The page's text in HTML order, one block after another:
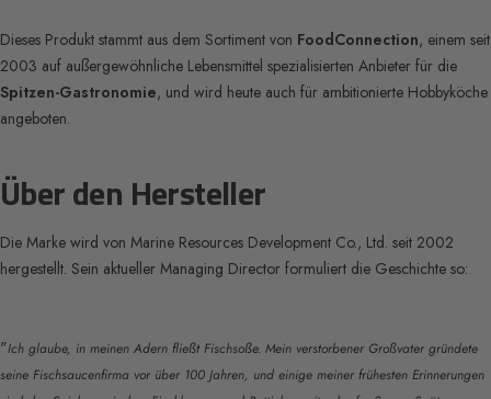
Dieses Produkt stammt aus dem Sortiment von FoodConnection, einem seit
2003 auf außergewöhnliche Lebensmittel spezialisierten Anbieter für die
Spitzen-Gastronomie, und wird heute auch für ambitionierte Hobbyköche
angeboten.
Über den Hersteller
Die Marke wird von Marine Resources Development Co., Ltd. seit 2002
hergestellt. Sein aktueller Managing Director formuliert die Geschichte so:
"Ich glaube, in meinen Adern fließt Fischsoße. Mein verstorbener Großvater gründete
seine Fischsaucenfirma vor über 100 Jahren, und einige meiner frühesten Erinnerungen